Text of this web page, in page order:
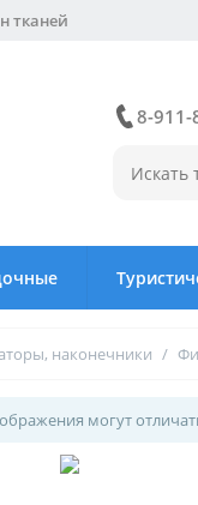
тканей
8-911-
наконечники /
могут